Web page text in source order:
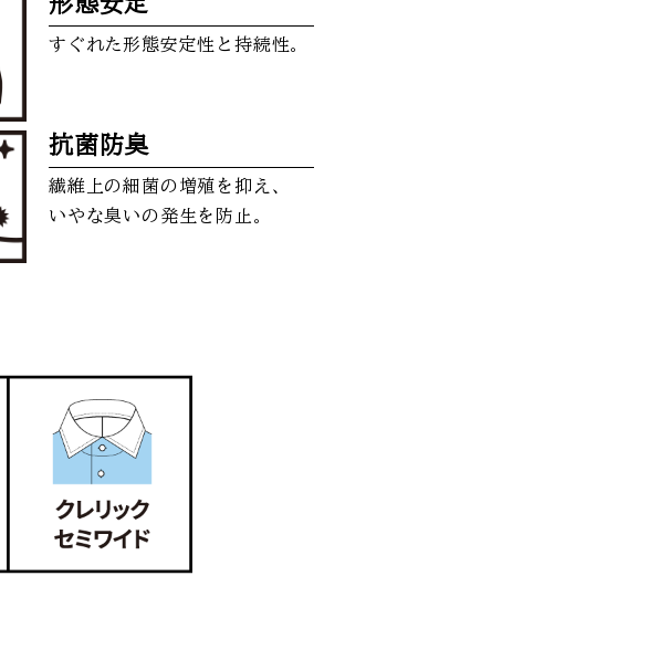
すぐれた形態安定性と持続性。
抗菌防臭
繊維上の細菌の増殖を抑え、
いやな臭いの発生を防止。